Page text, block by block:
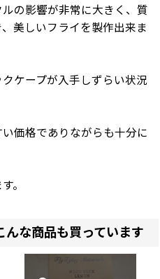
の影響が非常に大きく、質
美しいフライを製作出来ま
ケープが入手しずらい状況
価格でありながらも十分に
。
んな商品も買っています